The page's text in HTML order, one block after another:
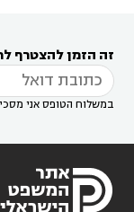
דין בשוהם 
זה הזמן להצטרף
במשלוח הטופס אני